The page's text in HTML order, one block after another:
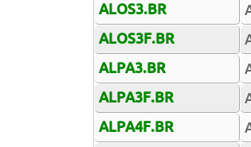
ALOS3.BR
ALOS3F.BR
ALPA3.BR
ALPA3F.BR
ALPA4F.BR